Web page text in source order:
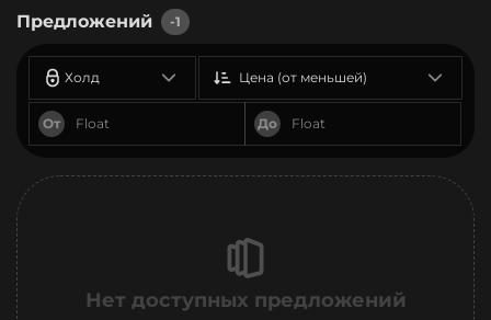
Предложений -1
Холд
От До
Цена (от меньшей)
Нет доступных предложений